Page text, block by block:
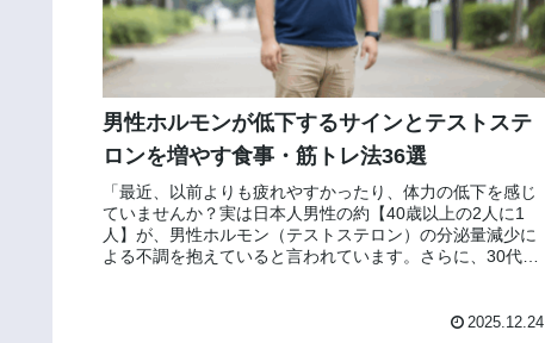
男性ホルモンが低下するサインとテストステ
ロンを増やす食事・筋トレ法36選
「最近、以前よりも疲れやすかったり、体力の低下を感じ
ていませんか？実は日本人男性の約【40歳以上の2人に1
人】が、男性ホルモン（テストステロン）の分泌量減少に
よる不調を抱えていると言われています。さらに、30代で
2025.12.24